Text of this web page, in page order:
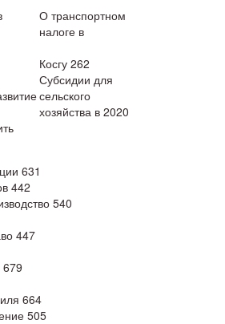
О транспортном
налоге в
Косгу 262
Субсидии для
сельского
хозяйства в 2020
631
442
540
447
679
664
505